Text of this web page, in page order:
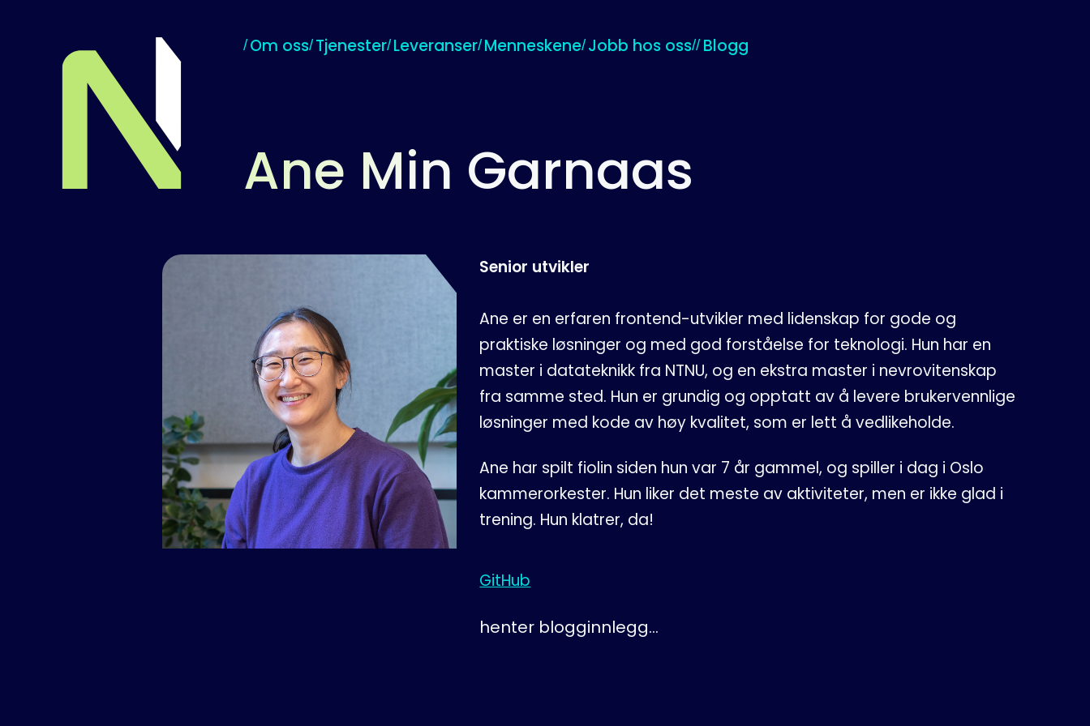
Til startsidenOm oss Tjenester Leveranser Menneskene Jobb hos oss Blogg
Ane Min Garnaas
Senior utvikler
Ane er en erfaren frontend-utvikler med lidenskap for gode og
praktiske løsninger og med god forståelse for teknologi. Hun har en
master i datateknikk fra NTNU, og en ekstra master i nevrovitenskap
fra samme sted. Hun er grundig og opptatt av å levere brukervennlige
løsninger med kode av høy kvalitet, som er lett å vedlikeholde.
Ane har spilt fiolin siden hun var 7 år gammel, og spiller i dag i Oslo
kammerorkester. Hun liker det meste av aktiviteter, men er ikke glad i
trening. Hun klatrer, da!
GitHub
henter blogginnlegg...